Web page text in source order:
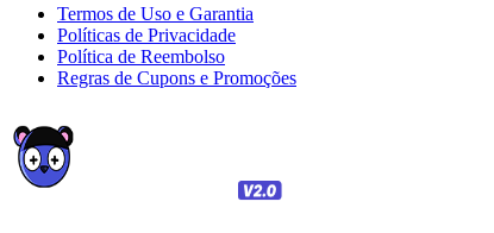
Termos de Uso e Garantia
Políticas de Privacidade
Política de Reembolso
Regras de Cupons e Promoções